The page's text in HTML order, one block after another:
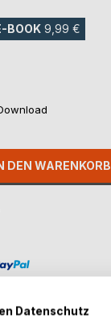
BOOK 9,99 €
DEN WARENKORB
Datenschutz